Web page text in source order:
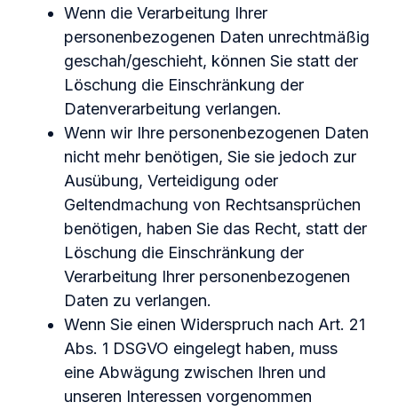
Wenn die Verarbeitung Ihrer
personenbezogenen Daten unrechtmäßig
geschah/geschieht, können Sie statt der
Löschung die Einschränkung der
Datenverarbeitung verlangen.
Wenn wir Ihre personenbezogenen Daten
nicht mehr benötigen, Sie sie jedoch zur
Ausübung, Verteidigung oder
Geltendmachung von Rechtsansprüchen
benötigen, haben Sie das Recht, statt der
Löschung die Einschränkung der
Verarbeitung Ihrer personenbezogenen
Daten zu verlangen.
Wenn Sie einen Widerspruch nach Art. 21
Abs. 1 DSGVO eingelegt haben, muss
eine Abwägung zwischen Ihren und
unseren Interessen vorgenommen